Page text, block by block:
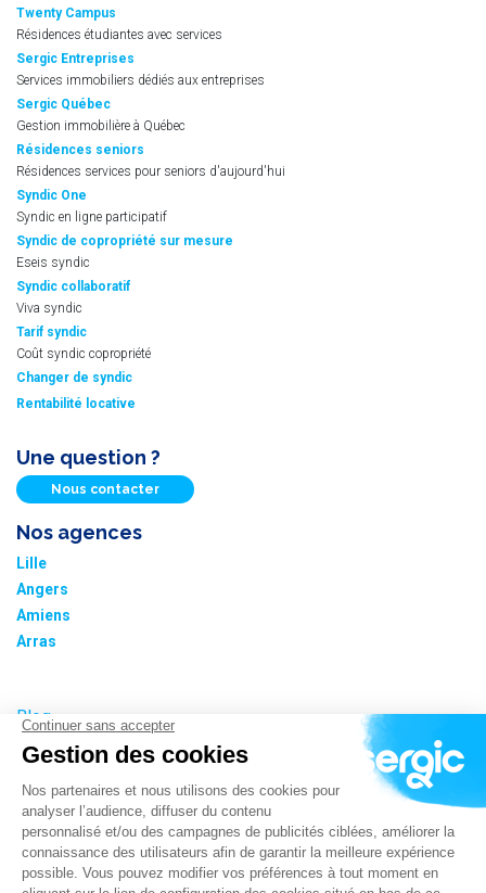
Twenty Campus
Résidences étudiantes avec services
Sergic Entreprises
Services immobiliers dédiés aux entreprises
Sergic Québec
Gestion immobilière à Québec
Résidences seniors
Résidences services pour seniors d'aujourd'hui
Syndic One
Syndic en ligne participatif
Syndic de copropriété sur mesure
Eseis syndic
Syndic collaboratif
Viva syndic
Tarif syndic
Coût syndic copropriété
Changer de syndic
Rentabilité locative
Une question ?
Nous contacter
Nos agences
Lille
Angers
Amiens
Arras
Blog
Nos tarifs
Plan du site
Informations cookies